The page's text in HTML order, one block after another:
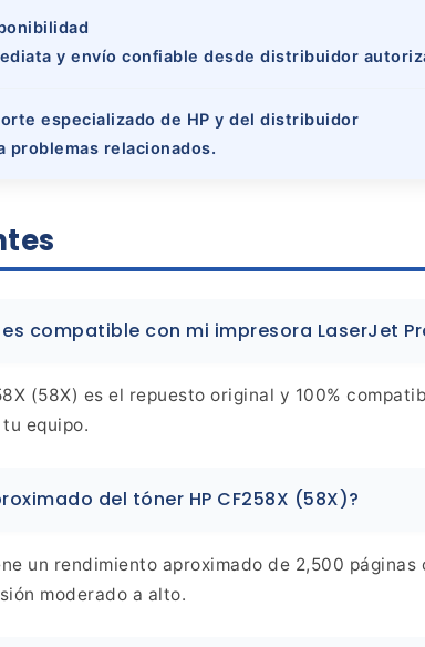
y envío confiable desde distribuidor
especializado de HP y del distribuidor
problemas relacionados.
es compatible con mi impresora LaserJet
(58X) es el repuesto original y 100%
equipo.
del tóner HP CF258X (58X)?
un rendimiento aproximado de 2,500
moderado a alto.